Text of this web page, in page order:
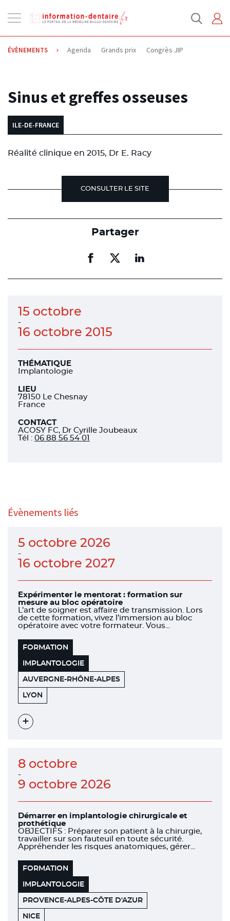
la
navigation
ÉVÈNEMENTS Agenda Grands prix Congrès JIP
06.10.2014
Sinus et greffes osseuses
ILE-DE-FRANCE
Réalité clinique en 2015, Dr E. Racy
CONSULTER LE SITE
Partager
Partager
facebook
Partager
facebook
Partager
linkedin
15 octobre
-
16 octobre 2015
THÉMATIQUE
Implantologie
LIEU
78150 Le Chesnay
France
CONTACT
ACOSY FC, Dr Cyrille Joubeaux
Tél : 06 88 56 54 01
Évènements liés
5 octobre 2026
-
16 octobre 2027
Expérimenter le mentorat : formation sur
mesure au bloc opératoire
L’art de soigner est affaire de transmission. Lors
de cette formation, vivez l’immersion au bloc
opératoire avec votre formateur. Vous...
FORMATION
IMPLANTOLOGIE
AUVERGNE-RHÔNE-ALPES
151
BOULEVARD
STALINGRAD
LYON
Voir
8 octobre
-
9 octobre 2026
Démarrer en implantologie chirurgicale et
prothétique
OBJECTIFS : Préparer son patient à la chirurgie,
travailler sur son fauteuil en toute sécurité.
Appréhender les risques anatomiques, gérer...
FORMATION
IMPLANTOLOGIE
PROVENCE-ALPES-CÔTE D'AZUR
455
NICE